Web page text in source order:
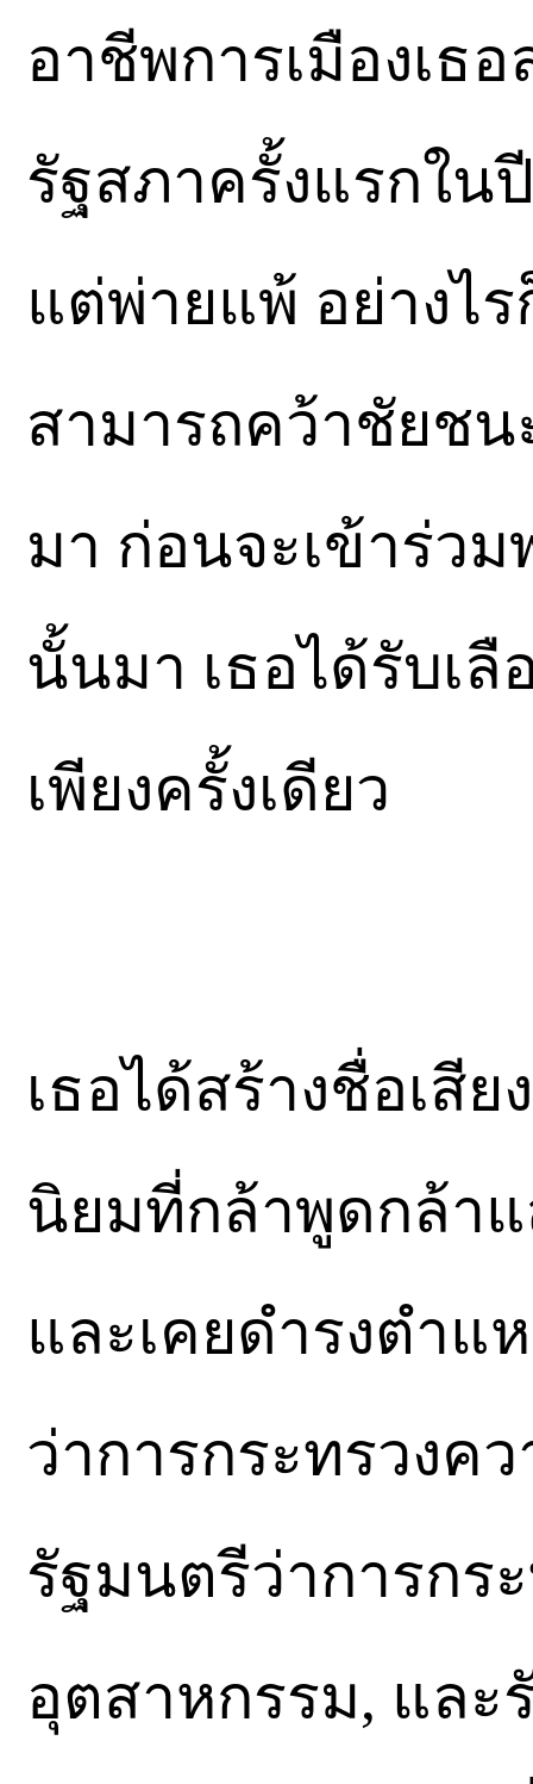
อาชีพการเมืองเธ
รัฐสภาครั้งแรกใน
แต่พ่ายแพ้ อย่างไ
สามารถคว้าชัยช
มา ก่อนจะเข้าร่วม
นั้นมา เธอได้รับเลื
เพียงครั้งเดียว
เธอได้สร้างชื่อเสี
นิยมที่กล้าพูดกล้า
และเคยดำรงตำแ
ว่าการกระทรวงค
รัฐมนตรีว่าการกร
อุตสาหกรรม, และ